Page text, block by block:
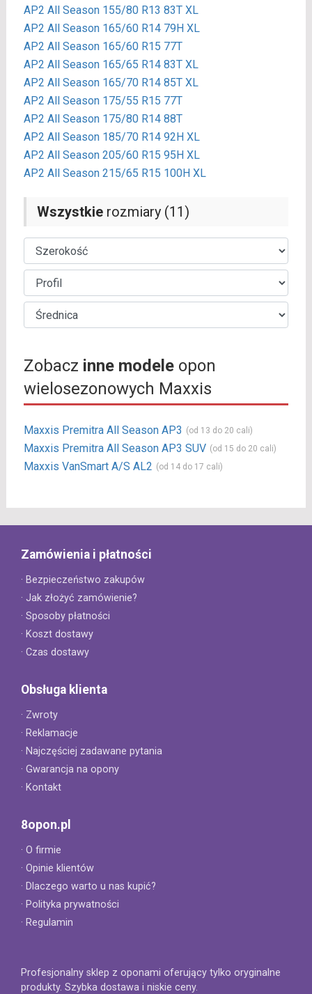
AP2 All Season 155/80 R13 83T XL
AP2 All Season 165/60 R14 79H XL
AP2 All Season 165/60 R15 77T
AP2 All Season 165/65 R14 83T XL
AP2 All Season 165/70 R14 85T XL
AP2 All Season 175/55 R15 77T
AP2 All Season 175/80 R14 88T
AP2 All Season 185/70 R14 92H XL
AP2 All Season 205/60 R15 95H XL
AP2 All Season 215/65 R15 100H XL
Wszystkierozmiary (11)
Zobacz inne modeleopon
wielosezonowych Maxxis
Maxxis Premitra All Season AP3 (od 13 do 20 cali)
Maxxis Premitra All Season AP3 SUV (od 15 do 20 cali)
Maxxis VanSmart A/S AL2 (od 14 do 17 cali)
Zamówienia i płatności
· Bezpieczeństwo zakupów
· Jak złożyć zamówienie?
· Sposoby płatności
· Koszt dostawy
· Czas dostawy
Obsługa klienta
· Zwroty
· Reklamacje
· Najczęściej zadawane pytania
· Gwarancja na opony
· Kontakt
8opon.pl
· O firmie
· Opinie klientów
· Dlaczego warto u nas kupić?
· Polityka prywatności
· Regulamin
Profesjonalny sklep z oponami oferujący tylko oryginalne
produkty. Szybka dostawa i niskie ceny.